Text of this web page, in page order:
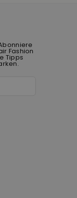
Fashion
Tipps